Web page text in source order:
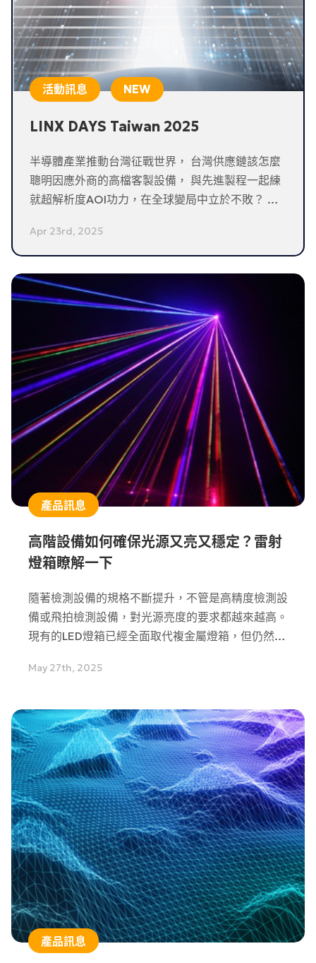
活動訊息
LINX DAYS Taiwan 2025
半導體產業推動台灣征戰世界， 台灣供應鏈該怎麼
聰明因應外商的高檔客製設備， 與先進製程一起練
就超解析度AOI功力，在全球變局中立於不敗？ 最
公開 邀您與霖思一起洞見未來，走向台灣下一世代
升級之路
Apr 23rd, 2025
產品訊息
高階設備如何確保光源又亮又穩定？雷射
燈箱瞭解一下
隨著檢測設備的規格不斷提升，不管是高精度檢測設
備或飛拍檢測設備，對光源亮度的要求都越來越高。
現有的LED燈箱已經全面取代複金屬燈箱，但仍然難
穩定性一直是AOI設備商的痛點，因此超高亮度（比
箱產品開始進入了AOI設備商的視野。
May 27th, 2025
產品訊息